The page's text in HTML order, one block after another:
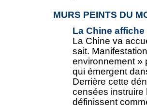
MURS PEINTS DU
La Chine affiche
La Chine va
sait.
environnement »
qui émergent
Derrière cette
censées instruire
définissent